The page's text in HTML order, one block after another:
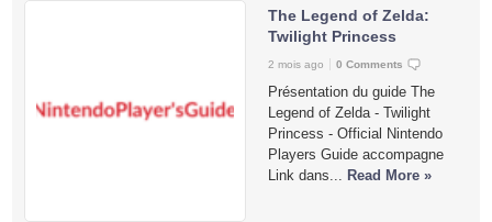
The Legend of Zelda:
Twilight Princess
2 mois ago 0 Comments
Présentation du guide The
Legend of Zelda - Twilight
Princess - Official Nintendo
Players Guide accompagne
Link dans... Read More »